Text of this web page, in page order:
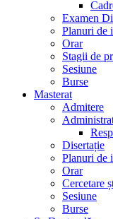
Examen
Planuri de
Orar
Stagii de
Sesiune
Burse
Masterat
Admitere
Disertație
Planuri de
Orar
Cercetare
Sesiune
Burse